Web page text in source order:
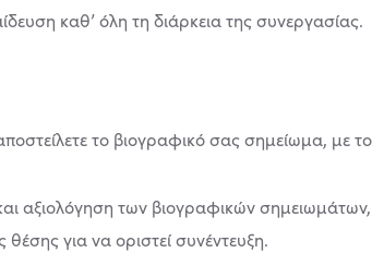
καθ’ όλη τη διάρκεια της συνεργασίας.
το βιογραφικό σας σημείωμα, με
αξιολόγηση των βιογραφικών
θέσης για να οριστεί συνέντευξη.